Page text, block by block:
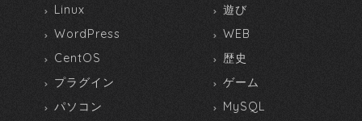
Linux
遊び
WordPress
WEB
CentOS
歴史
プラグイン
ゲーム
パソコン
MySQL